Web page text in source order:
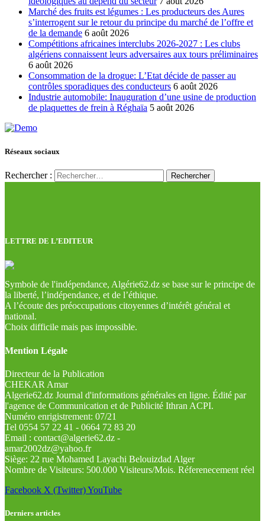
Marché des fruits est légumes : Les producteurs des Aures
s’interrogent sur le retour du principe du marché de l’offre et
de la demande 6 août 2026
Compétitions africaines interclubs 2026-2027 : Les clubs
algériens connaissent leurs adversaires aux tours préliminaires
6 août 2026
Consommation de la drogue: L’Etat décide de passer au
contrôles sporadiques des conducteurs 6 août 2026
Industrie automobile: Inauguration d’une usine de production
de plaquettes de frein à Réghaïa 5 août 2026
Réseaux sociaux
Rechercher :
LETTRE DE L’EDITEUR
Symbole de l'indépendance, Algérie62.dz se base sur le principe de
la liberté, l’indépendance, et de l’éthique.
A l’écoute des préoccupations citoyennes d’intérêt général et
national.
Choix difficile mais pas impossible.
Mention Légale
Directeur de la Publication
CHEKAR Amar
Algerie62.dz Journal d'informations générales en ligne. Édité par
l'agence de Communication et de Publicité Ithran ACPI.
Numéro enrigistrement: 07/21
Tel 0554 57 22 41 - 0664 72 83 20
Email : contact@algerie62.dz -
amar2002dz@yahoo.fr
Siège: 22 rue Mohamed Layachi Belouizdad Alger
Nombre de Visiteurs: 500.000 Visiteurs/Mois. Réferenecement réel
Facebook X (Twitter)YouTube
Derniers articles